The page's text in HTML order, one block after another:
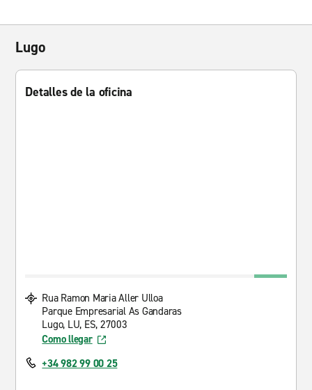
Lugo
Detalles de la oficina
Rua Ramon Maria Aller Ulloa
Parque Empresarial As Gandaras
Lugo, LU, ES, 27003
Como llegar
+34 982 99 00 25